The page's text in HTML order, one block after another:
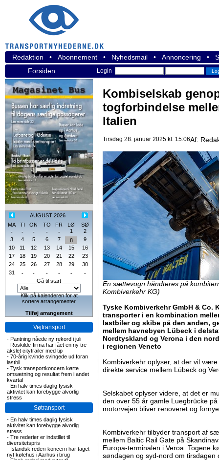
Redaktion • Abonnement • Nyhedsmail • Annoncering •
Forsiden
Login
AUGUST 2026
MA
TI ON TO FR LØ
SØ
-
- - - - 1
2
3
4 5 6 7 8
9
10
11 12 13 14 15
16
17
18 19 20 21 22
23
24
25 26 27 28 29
30
31
- - - - -
-
Gå til start
Klik på kalenderen for at
sortere arrangementer
Tilføj arrangement
Vejtransport
- Pantning nåede ny rekord i juli
- Roskilde-firma har fået en ny tre-
akslet citytrailer med tip
- 70-årig kvinde svingede ud foran
lastbil
- Tysk transportkoncern kørte
omsætning og resultat frem i andet
kvartal
- En halv times daglig fysisk
aktivitet kan forebygge alvorlig
stress
Søtransport
- En halv times daglig fysisk
aktivitet kan forebygge alvorlig
stress
- Tre rederier er indstillet til
diversitetspris
- Islandsk rederi-koncern har taget
nyt kølehus i Aarhus i brug
Kombiselskab
togforbindelse
Italien
Tirsdag 28. januar 2025 kl: 15:06Af:
En sættevogn håndteres på
Kombiverkehr KG)
Tyske Kombiverkehr GmbH & Co.
transporter i en kombination
lastbiler og skibe på den anden,
mellem havnebyen Lübeck i
Nordtyskland og Verona i den
i regionen Veneto
Kombiverkehr oplyser, at der vil
direkte service mellem Lübeck og
Selskabet oplyser videre, at det er
den over 55 år gamle Luegbrücke
motorvejen bliver renoveret og
Kombiverkehr tilbyder transport af
mellem Baltic Rail Gate på
Europa-terminalen i Veroa. Togene
søndagen og syd-nord om tirsdagen